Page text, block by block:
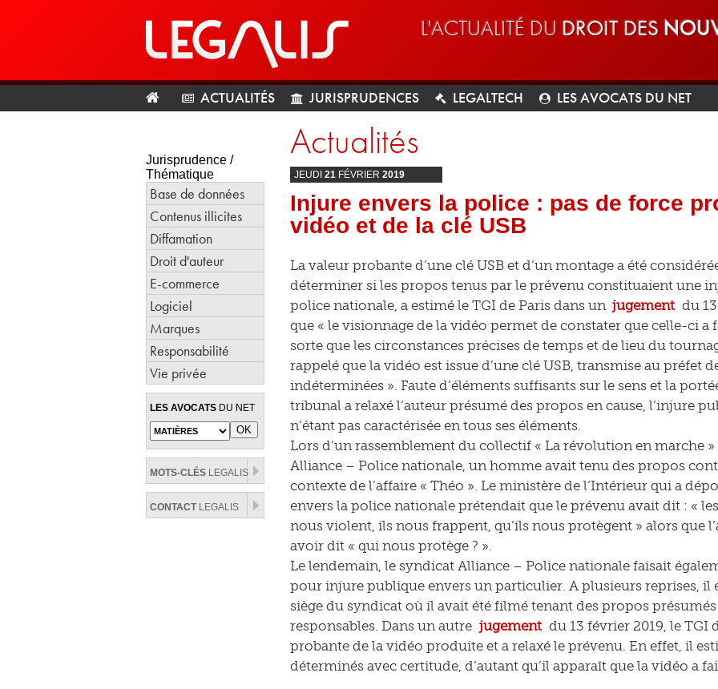
L'ACTUALITÉ DU DROIT DES
ACTUALITÉS JURISPRUDENCES LEGALTECH LES AVOCATS DU NET
Jurisprudence /
Thématique
Base de données
Contenus illicites
Diffamation
Droit d'auteur
E-commerce
Logiciel
Marques
Responsabilité
Vie privée
LES AVOCATS DU NET
MOTS-CLÉS LEGALIS
CONTACTLEGALIS
Actualités
JEUDI 21 FÉVRIER 2019
Injure envers la police : pas de force
vidéo et de la clé USB
La valeur probante d’une clé USB et d’un montage a été
déterminer si les propos tenus par le prévenu constituaient une
police nationale, a estimé le TGI de Paris dans un jugement du
que « le visionnage de la vidéo permet de constater que celle-ci a
sorte que les circonstances précises de temps et de lieu du
rappelé que la vidéo est issue d’une clé USB, transmise au préfet
indéterminées ». Faute d’éléments suffisants sur le sens et la
tribunal a relaxé l’auteur présumé des propos en cause, l’injure
n’étant pas caractérisée en tous ses éléments.
Lors d’un rassemblement du collectif « La révolution en marche
Alliance – Police nationale, un homme avait tenu des propos
contexte de l’affaire « Théo ». Le ministère de l’Intérieur qui a
envers la police nationale prétendait que le prévenu avait dit : «
nous violent, ils nous frappent, qu’ils nous protègent » alors que
avoir dit « qui nous protège ? ».
Le lendemain, le syndicat Alliance – Police nationale faisait
pour injure publique envers un particulier. A plusieurs reprises, il
siège du syndicat où il avait été filmé tenant des propos
responsables. Dans un autre jugement du 13 février 2019, le TGI
probante de la vidéo produite et a relaxé le prévenu. En effet, il
déterminés avec certitude, d’autant qu’il apparaît que la vidéo a